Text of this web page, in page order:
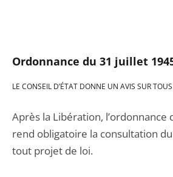
Ordonnance du 31 juillet
LE CONSEIL D’ÉTAT DONNE UN AVIS SUR
Après la Libération, l’ordonnance
rend obligatoire la consultation du
tout projet de loi.